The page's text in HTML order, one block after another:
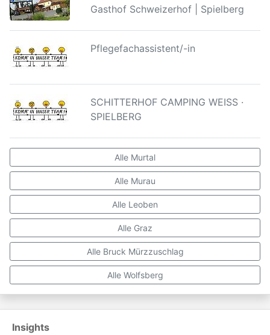
Gasthof Schweizerhof | Spielberg
Pflegefachassistent/-in
SCHITTERHOF CAMPING WEISS ·
SPIELBERG
Alle Murtal
Alle Murau
Alle Leoben
Alle Graz
Alle Bruck Mürzzuschlag
Alle Wolfsberg
Insights